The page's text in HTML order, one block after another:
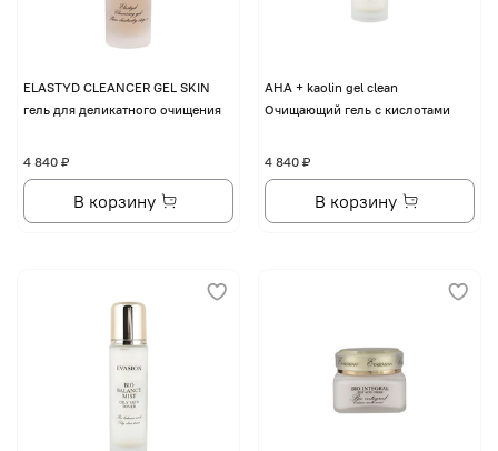
ELASTYD CLEANCER GEL SKIN
гель для деликатного очищения
4 840 ₽
В корзину
AHA + kaolin gel clean
Очищающий гель с кислотами
4 840 ₽
В корзину